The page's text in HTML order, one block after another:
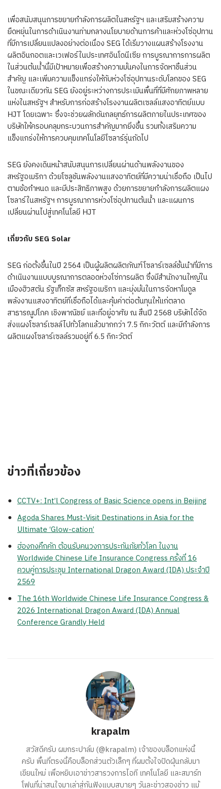
เพื่อสนับสนุนการขยายกำลังการผลิตในสหรัฐฯ และเสริมสร้างความ
ยืดหยุ่นในการดำเนินงานท่ามกลางนโยบายด้านการค้าและห่วงโซ่อุปทาน
ที่มีการเปลี่ยนแปลงอย่างต่อเนื่อง SEG ได้เริ่มวางแผนสร้างโรงงาน
ผลิตอินกอตและเวเฟอร์ในประเทศอินโดนีเซีย การบูรณาการการผลิต
ในส่วนต้นน้ำนี้มีเป้าหมายเพื่อสร้างความมั่นคงในการจัดหาชิ้นส่วน
สำคัญ และเพิ่มความแข็งแกร่งให้กับห่วงโซ่อุปทานระดับโลกของ SEG
ในขณะเดียวกัน SEG ยังอยู่ระหว่างการประเมินพื้นที่ที่มีศักยภาพหลาย
แห่งในสหรัฐฯ สำหรับการก่อสร้างโรงงานผลิตเซลล์แสงอาทิตย์แบบ
HJT โดยเฉพาะ ซึ่งจะช่วยผลักดันกลยุทธ์การผลิตภายในประเทศของ
บริษัทให้ครอบคลุมกระบวนการสำคัญมากยิ่งขึ้น รวมทั้งเสริมความ
แข็งแกร่งให้การควบคุมเทคโนโลยีโซลาร์รุ่นถัดไป
SEG ยังคงเดินหน้าสนับสนุนการเปลี่ยนผ่านด้านพลังงานของ
สหรัฐอเมริกา ด้วยโซลูชันพลังงานแสงอาทิตย์ที่มีความน่าเชื่อถือ เป็นไป
ตามข้อกำหนด และมีประสิทธิภาพสูง ด้วยการขยายกำลังการผลิตแผง
โซลาร์ในสหรัฐฯ การบูรณาการห่วงโซ่อุปทานต้นน้ำ และแผนการ
เปลี่ยนผ่านไปสู่เทคโนโลยี HJT
เกี่ยวกับ SEG Solar
SEG ก่อตั้งขึ้นในปี 2564 เป็นผู้ผลิตผลิตภัณฑ์โซลาร์เซลล์ชั้นนำที่มีการ
ดำเนินงานแบบบูรณาการตลอดห่วงโซ่การผลิต ซึ่งมีสำนักงานใหญ่ใน
เมืองฮิวสตัน รัฐเท็กซัส สหรัฐอเมริกา และมุ่งมั่นในการจัดหาโมดูล
พลังงานแสงอาทิตย์ที่เชื่อถือได้และคุ้มค่าต่อต้นทุนให้แก่ตลาด
สาธารณูปโภค เชิงพาณิชย์ และที่อยู่อาศัย ณ สิ้นปี 2568 บริษัทได้จัด
ส่งแผงโซลาร์เซลล์ไปทั่วโลกแล้วมากกว่า 7.5 กิกะวัตต์ และมีกำลังการ
ผลิตแผงโซลาร์เซลล์รวมอยู่ที่ 6.5 กิกะวัตต์
ข่าวที่เกี่ยวข้อง
CCTV+: Int’l Congress of Basic Science opens in Beijing
Agoda Shares Must-Visit Destinations in Asia for the
Ultimate ‘Glow-cation’
ฮ่องกงคึกคัก ต้อนรับคนวงการประกันภัยทั่วโลก ในงาน
Worldwide Chinese Life Insurance Congress ครั้งที่ 16
ควบคู่การประชุม International Dragon Award (IDA) ประจำปี
2569
The 16th Worldwide Chinese Life Insurance Congress &
2026 International Dragon Award (IDA) Annual
Conference Grandly Held
krapalm
สวัสดีครับ ผมกระปาล์ม (@krapalm) เจ้าของบล็อกแห่งนี้
ครับ พื้นที่ตรงนี้คือบล็อกส่วนตัวเล็กๆ ที่ผมตั้งใจปัดฝุ่นกลับมา
เขียนใหม่ เพื่อหยิบเอาข่าวสารวงการไอที เทคโนโลยี และสมาร์ท
โฟนที่น่าสนใจมาเล่าสู่กันฟังแบบสบายๆ วันละข่าวสองข่าว แม้